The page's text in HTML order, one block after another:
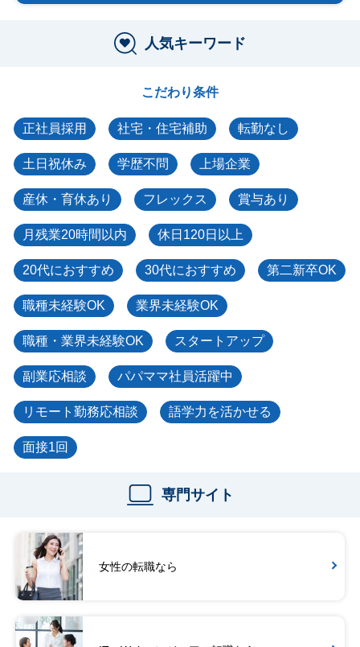
人気キーワード
こだわり条件
正社員採用 社宅・住宅補助 転勤なし
土日祝休み 学歴不問 上場企業
産休・育休あり フレックス 賞与あり
月残業20時間以内 休日120日以上
20代におすすめ 30代におすすめ 第二新卒OK
職種未経験OK 業界未経験OK
職種・業界未経験OK スタートアップ
副業応相談 パパママ社員活躍中
リモート勤務応相談 語学力を活かせる
面接1回
専門サイト
女性の転職なら